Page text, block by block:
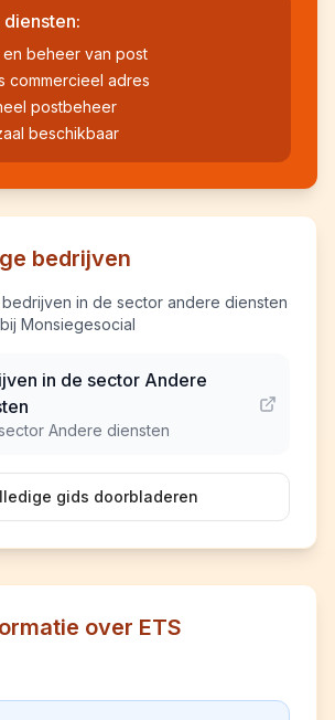
en beheer van post
commercieel adres
postbeheer
beschikbaar
bedrijven
in de sector andere diensten
Monsiegesocial
in de sector Andere
Andere diensten
gids doorbladeren
over ETS